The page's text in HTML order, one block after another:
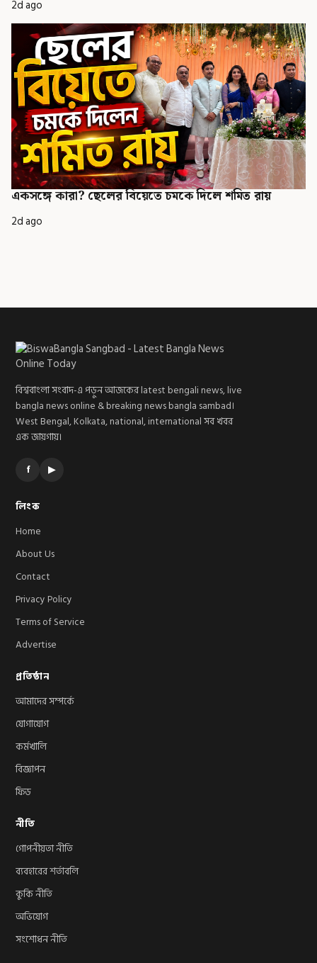
2d ago
একসঙ্গে কারা? ছেলের বিয়েতে চমকে দিলে শমিত রায়
2d ago
বিশ্ববাংলা সংবাদ-এ পড়ুন আজকের latest bengali news, live
bangla news online & breaking news bangla sambad।
West Bengal, Kolkata, national, international সব খবর
এক জায়গায়।
f ▶
লিংক
Home
About Us
Contact
Privacy Policy
Terms of Service
Advertise
প্রতিষ্ঠান
আমাদের সম্পর্কে
যোগাযোগ
কর্মখালি
বিজ্ঞাপন
ফিড
নীতি
গোপনীয়তা নীতি
ব্যবহারের শর্তাবলি
কুকি নীতি
অভিযোগ
সংশোধন নীতি